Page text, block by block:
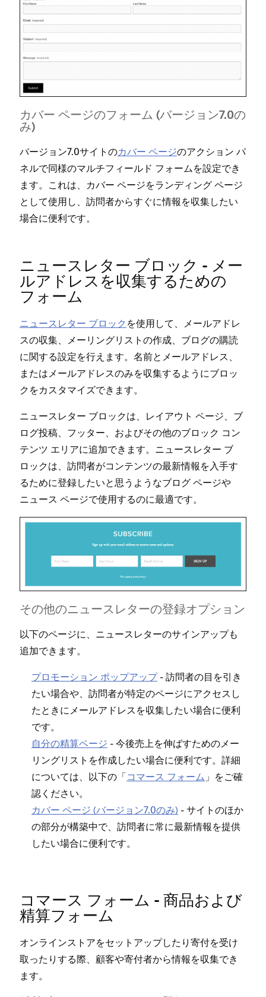
カバ⁠ー ペ⁠ージのフ⁠ォ⁠ーム (⁠バ⁠ージ⁠ョン7⁠.0の
み⁠)
バ⁠ージ⁠ョン7⁠.0サイトのカバ⁠ー ペ⁠ージのアクシ⁠ョン パ
ネルで同様のマルチフ⁠ィ⁠ールド フ⁠ォ⁠ームを設定でき
ます⁠。これは⁠、カバ⁠ー ペ⁠ージをランデ⁠ィング ペ⁠ージ
として使用し⁠、訪問者からすぐに情報を収集したい
場合に便利です⁠。
ニ⁠ュ⁠ースレタ⁠ー ブロ⁠ック - メ⁠ー
ルアドレスを収集するための
フ⁠ォ⁠ーム
ニ⁠ュ⁠ースレタ⁠ー ブロ⁠ック を使用して⁠、メ⁠ールアドレ
スの収集⁠、メ⁠ーリングリストの作成⁠、ブログの購読
に関する設定を行えます⁠。名前とメ⁠ールアドレス⁠、
またはメ⁠ールアドレスのみを収集するようにブロ⁠ッ
クをカスタマイズできます⁠。
ニ⁠ュ⁠ースレタ⁠ー ブロ⁠ックは⁠、レイアウト ペ⁠ージ⁠、ブ
ログ投稿⁠、フ⁠ッタ⁠ー⁠、およびその他のブロ⁠ック コン
テンツ エリアに追加できます⁠。ニ⁠ュ⁠ースレタ⁠ー ブ
ロ⁠ックは⁠、訪問者がコンテンツの最新情報を入手す
るために登録したいと思うようなブログ ペ⁠ージや
ニ⁠ュ⁠ース ペ⁠ージで使用するのに最適です⁠。
その他のニ⁠ュ⁠ースレタ⁠ーの登録オプシ⁠ョン
以下のペ⁠ージに⁠、ニ⁠ュ⁠ースレタ⁠ーのサインア⁠ップも
追加できます⁠。
プロモ⁠ーシ⁠ョン ポ⁠ップア⁠ップ- 訪問者の目を引き
たい場合や⁠、訪問者が特定のペ⁠ージにアクセスし
たときにメ⁠ールアドレスを収集したい場合に便利
です⁠。
自分の精算ペ⁠ージ - 今後売上を伸ばすためのメ⁠ー
リングリストを作成したい場合に便利です⁠。詳細
については⁠、以下の「⁠コマ⁠ース フ⁠ォ⁠ーム ⁠」をご確
認ください⁠。
カバ⁠ー ペ⁠ージ (⁠バ⁠ージ⁠ョン7⁠.0のみ⁠) - サイトのほか
の部分が構築中で⁠、訪問者に常に最新情報を提供
したい場合に便利です⁠。
コマ⁠ース フ⁠ォ⁠ーム - 商品および
精算フ⁠ォ⁠ーム
オンラインストアをセ⁠ットア⁠ップしたり寄付を受け
取⁠ったりする際⁠、顧客や寄付者から情報を収集でき
ます⁠。